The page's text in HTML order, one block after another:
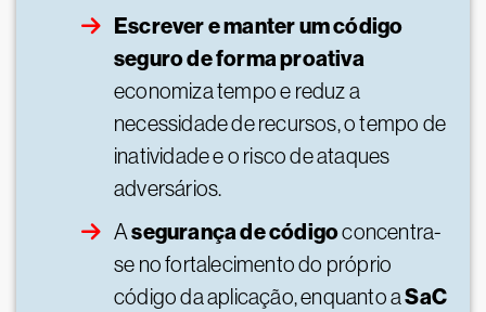
Escrever e manter um código
seguro de forma proativa
economiza tempo e reduz a
necessidade de recursos, o tempo de
inatividade e o risco de ataques
adversários.
Asegurança de códigoconcentra-
se no fortalecimento do próprio
código da aplicação, enquanto aSaC